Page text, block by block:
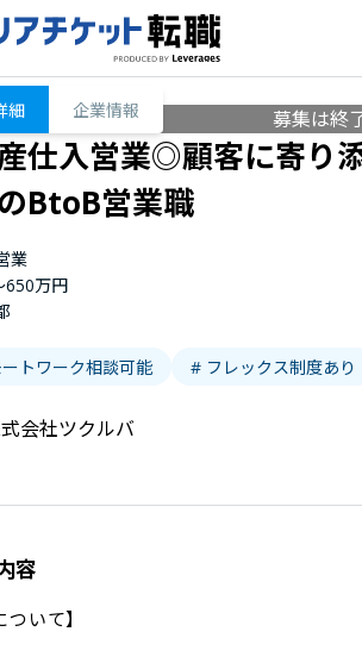
細 企業情報 募集は終
仕入営業◎顧客に寄り
BtoB営業職
業
650万円
トワーク相談可能 # フレックス制度あり
会社ツクルバ
容
ついて】